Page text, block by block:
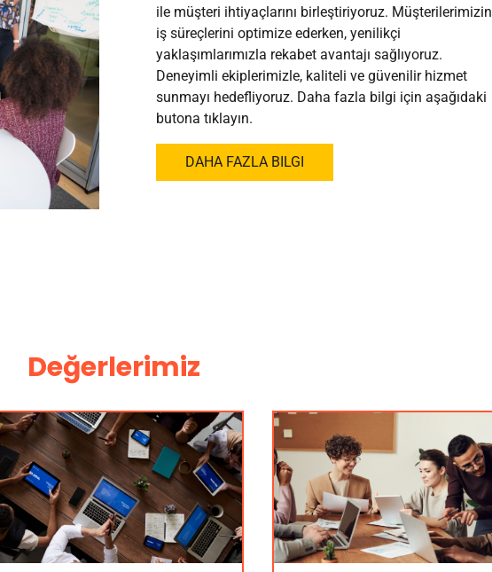
ile müşteri ihtiyaçlarını birleştiriyoruz. Müşterilerimizin
iş süreçlerini optimize ederken, yenilikçi
yaklaşımlarımızla rekabet avantajı sağlıyoruz.
Deneyimli ekiplerimizle, kaliteli ve güvenilir hizmet
sunmayı hedefliyoruz. Daha fazla bilgi için aşağıdaki
butona tıklayın.
DAHA FAZLA BILGI
Değerlerimiz